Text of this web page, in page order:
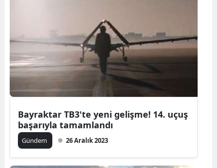
Bayraktar TB3'te yeni gelişme! 14. uçuş
başarıyla tamamlandı
Gündem 26 Aralık 2023